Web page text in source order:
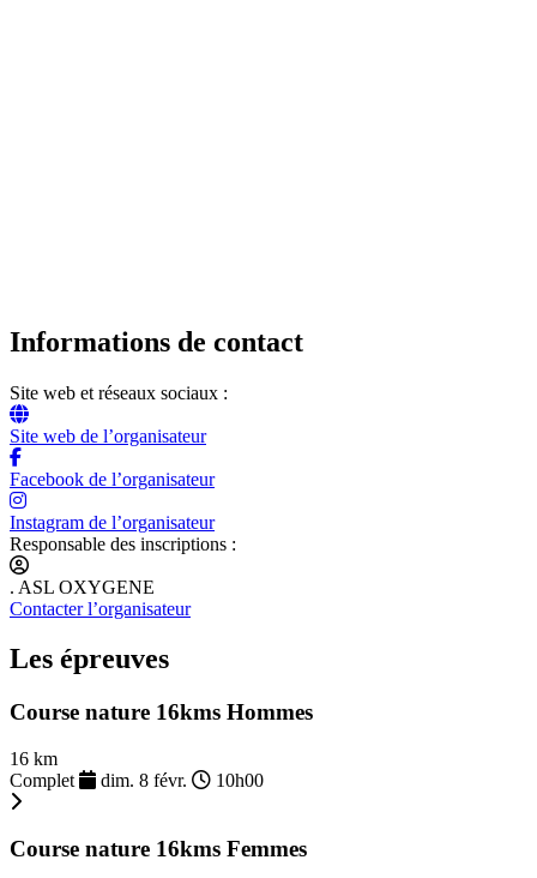
Informations de contact
Site web et réseaux sociaux :
Site web de l’organisateur
Facebook de l’organisateur
Instagram de l’organisateur
Responsable des inscriptions :
. ASL OXYGENE
Contacter l’organisateur
Les épreuves
Course nature 16kms Hommes
16 km
Complet
dim. 8 févr. 10h00
Course nature 16kms Femmes